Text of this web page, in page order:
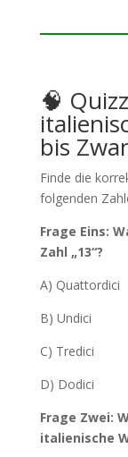
🧠
bis
Finde die
folgenden
Frage Eins:
Zahl „13“?
A) Quattordici
B) Undici
C) Tredici
D) Dodici
Frage Zwei:
italienische